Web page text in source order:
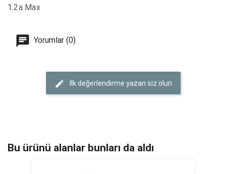
1.2a Max
Yorumlar (0)
İlk değerlendirme yazan siz olun
Bu ürünü alanlar bunları da aldı